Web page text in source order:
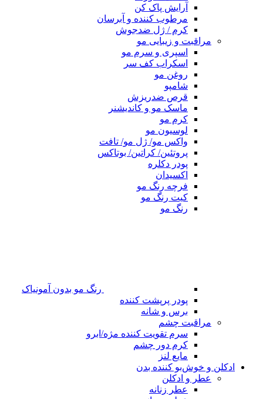
آرایش پاک کن
مرطوب کننده و آبرسان
کرم / ژل ضدجوش
مراقبت و زیبایی مو
اسپری و سرم مو
اسکراب کف سر
روغن مو
شامپو
قرص ضدریزش
ماسک مو و کاندیشنر
کرم مو
لوسیون مو
واکس مو/ ژل مو/ تافت
پروتئین/ کراتین/ بوتاکس
پودر دکلره
اکسیدان
فرچه رنگ مو
کیت رنگ مو
رنگ مو
رنگ مو بدون آمونیاک
پودر پرپشت کننده
برس و شانه
مراقبت چشم
سرم تقویت کننده مژه/ابرو
کرم دور چشم
مایع لنز
ادکلن و خوش‌بو کننده بدن
عطر و ادکلن
عطر زنانه